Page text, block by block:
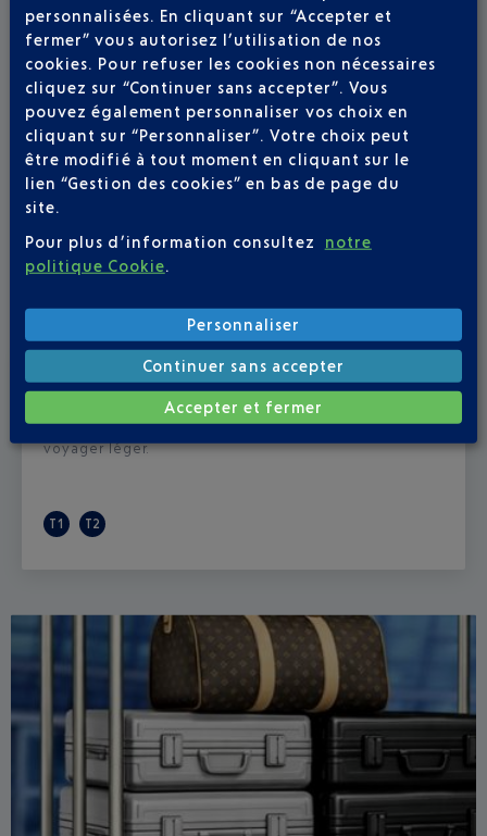
SHOP & COLLECT
Shop & Collect. Un moyen de faire son shopping et
voyager léger.
T1 T2
personnalisées. En cliquant sur “Accepter et
fermer” vous autorisez l’utilisation de nos
cookies. Pour refuser les cookies non nécessaires
cliquez sur “Continuer sans accepter”. Vous
pouvez également personnaliser vos choix en
cliquant sur “Personnaliser”. Votre choix peut
être modifié à tout moment en cliquant sur le
lien “Gestion des cookies” en bas de page du
site.
Pour plus d’information consultez
notre
politique Cookie
Personnaliser
Continuer sans accepter
Accepter et fermer